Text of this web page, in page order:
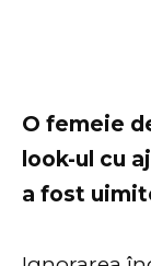
O femeie
look-ul cu
a fost